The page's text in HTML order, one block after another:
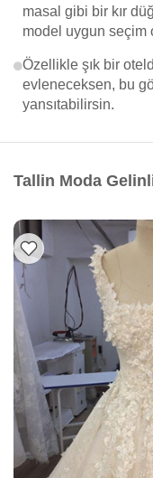
masal gibi bir kır
model uygun seçim
Özellikle şık bir
evleneceksen, bu
yansıtabilirsin.
Tallin Moda